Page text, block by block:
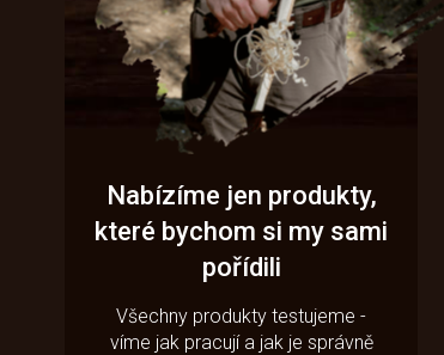
Nabízíme jen produkty,
které bychom si my sami
pořídili
Všechny produkty testujeme -
víme jak pracují a jak je správně